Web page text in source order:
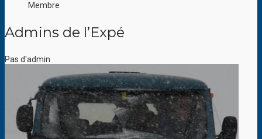
Membre
Admins de l’Expé
Pas d'admin